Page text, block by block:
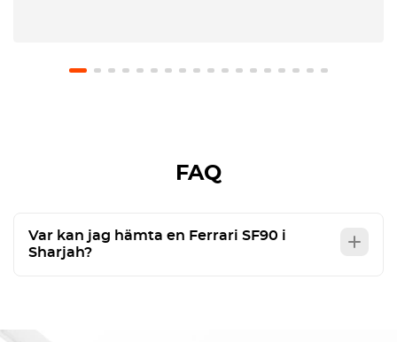
FAQ
Var kan jag hämta en Ferrari SF90 i
Sharjah?